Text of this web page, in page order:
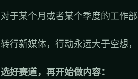
对于某个月或者某个季度的工作
转行新媒体，行动永远大于空想
选好赛道，再开始做内容：